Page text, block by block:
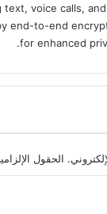
voice calls,
end-to-end
for enhanced
الحقول